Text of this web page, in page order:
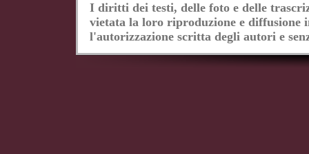
I diritti dei testi, delle foto e delle
vietata la loro riproduzione e diffusione
l'autorizzazione scritta degli autori e